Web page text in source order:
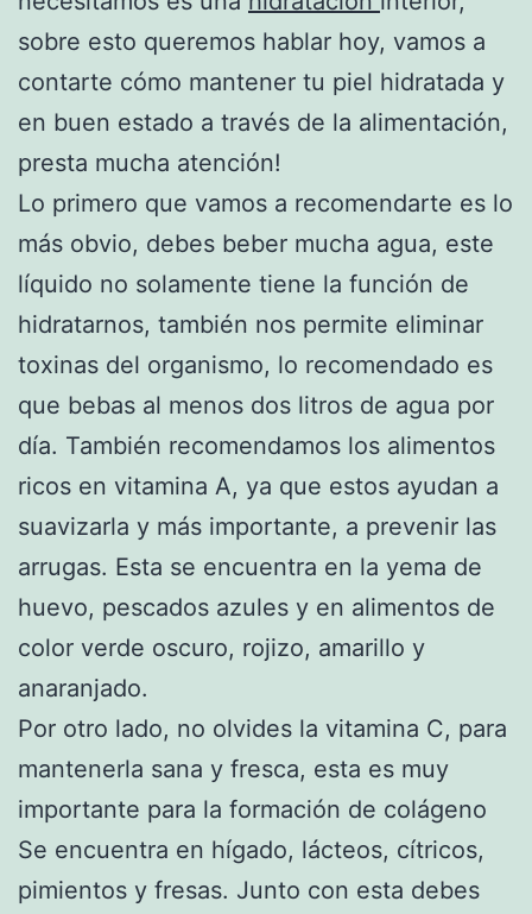
sobre esto queremos hablar hoy, vamos a
contarte cómo mantener tu piel hidratada y
en buen estado a través de la alimentación,
presta mucha atención!
Lo primero que vamos a recomendarte es lo
más obvio, debes beber mucha agua, este
líquido no solamente tiene la función de
hidratarnos, también nos permite eliminar
toxinas del organismo, lo recomendado es
que bebas al menos dos litros de agua por
día. También recomendamos los alimentos
ricos en vitamina A, ya que estos ayudan a
suavizarla y más importante, a prevenir las
arrugas. Esta se encuentra en la yema de
huevo, pescados azules y en alimentos de
color verde oscuro, rojizo, amarillo y
anaranjado.
Por otro lado, no olvides la vitamina C, para
mantenerla sana y fresca, esta es muy
importante para la formación de colágeno
Se encuentra en hígado, lácteos, cítricos,
pimientos y fresas. Junto con esta debes